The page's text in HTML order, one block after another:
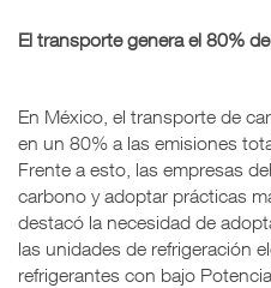
El transporte genera el 80%
En México, el transporte de
en un 80% a las emisiones
Frente a esto, las empresas
carbono y adoptar prácticas
destacó la necesidad de
las unidades de refrigeración
refrigerantes con bajo